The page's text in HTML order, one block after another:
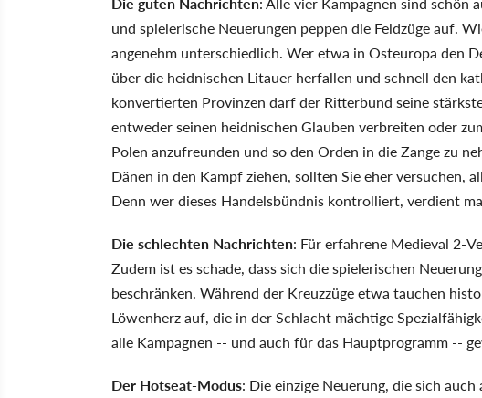
und spielerische Neuerungen peppen die Feldzüge auf.
angenehm unterschiedlich. Wer etwa in Osteuropa den
über die heidnischen Litauer herfallen und schnell den
konvertierten Provinzen darf der Ritterbund seine
entweder seinen heidnischen Glauben verbreiten oder
Polen anzufreunden und so den Orden in die Zange zu
Dänen in den Kampf ziehen, sollten Sie eher versuchen,
Denn wer dieses Handelsbündnis kontrolliert, verdient
Die schlechten Nachrichten: Für erfahrene Medieval 2-
Zudem ist es schade, dass sich die spielerischen
beschränken. Während der Kreuzzüge etwa tauchen
Löwenherz auf, die in der Schlacht mächtige
alle Kampagnen -- und auch für das Hauptprogramm --
Der Hotseat-Modus: Die einzige Neuerung, die sich